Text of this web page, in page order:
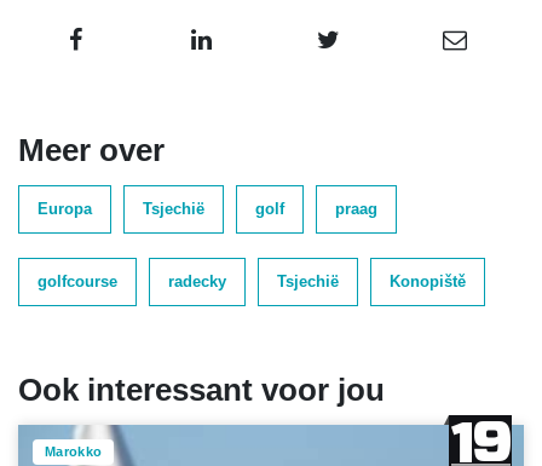
Meer over
Europa Tsjechië golf praag
golfcourse radecky Tsjechië Konopiště
Ook interessant voor jou
Marokko